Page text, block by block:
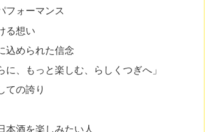
フォーマンス
る想い
込められた信念
、もっと楽しむ、らしくつぎへ」
ての誇り
本酒を楽しみたい人